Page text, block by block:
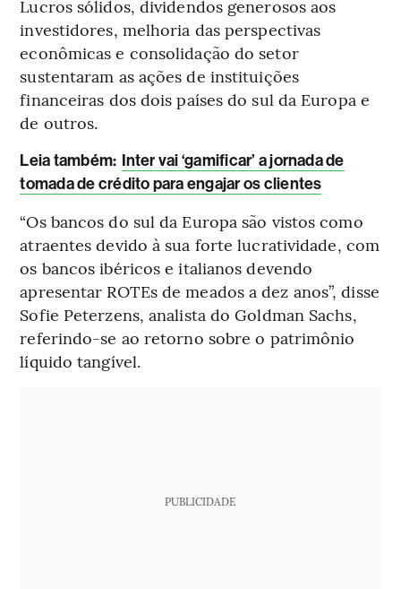
Lucros sólidos, dividendos generosos aos
investidores, melhoria das perspectivas
econômicas e consolidação do setor
sustentaram as ações de instituições
financeiras dos dois países do sul da Europa e
de outros.
Leia também: Inter vai ‘gamificar’ a jornada de
tomada de crédito para engajar os clientes
“Os bancos do sul da Europa são vistos como
atraentes devido à sua forte lucratividade, com
os bancos ibéricos e italianos devendo
apresentar ROTEs de meados a dez anos”, disse
Sofie Peterzens, analista do Goldman Sachs,
referindo-se ao retorno sobre o patrimônio
líquido tangível.
PUBLICIDADE